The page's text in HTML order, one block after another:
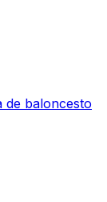
de baloncesto